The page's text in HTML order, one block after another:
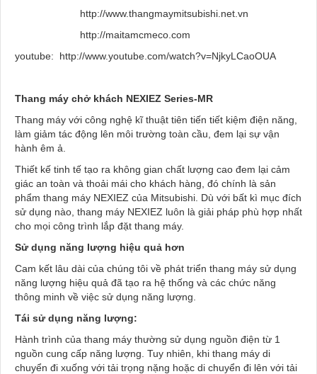
http://www.thangmaymitsubishi.net.vn
http://maitamcmeco.com
youtube: http://www.youtube.com/watch?v=NjkyLCaoOUA
Thang máy chở khách NEXIEZ Series-MR
Thang máy với công nghệ kĩ thuật tiên tiến tiết kiệm điện năng,
làm giảm tác động lên môi trường toàn cầu, đem lại sự vận
hành êm ả.
Thiết kế tinh tế tạo ra không gian chất lượng cao đem lại cảm
giác an toàn và thoải mái cho khách hàng, đó chính là sản
phẩm thang máy NEXIEZ của Mitsubishi. Dù với bất kì mục đích
sử dụng nào, thang máy NEXIEZ luôn là giải pháp phù hợp nhất
cho mọi công trình lắp đặt thang máy.
Sử dụng năng lượng hiệu quả hơn
Cam kết lâu dài của chúng tôi về phát triển thang máy sử dụng
năng lượng hiệu quả đã tạo ra hệ thống và các chức năng
thông minh về việc sử dụng năng lượng.
Tái sử dụng năng lượng:
Hành trình của thang máy thường sử dụng nguồn điện từ 1
nguồn cung cấp năng lượng. Tuy nhiên, khi thang máy di
chuyển đi xuống với tải trọng nặng hoặc di chuyển đi lên với tải